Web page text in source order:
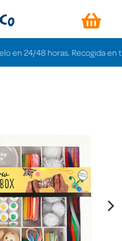
48 horas. Recogida en